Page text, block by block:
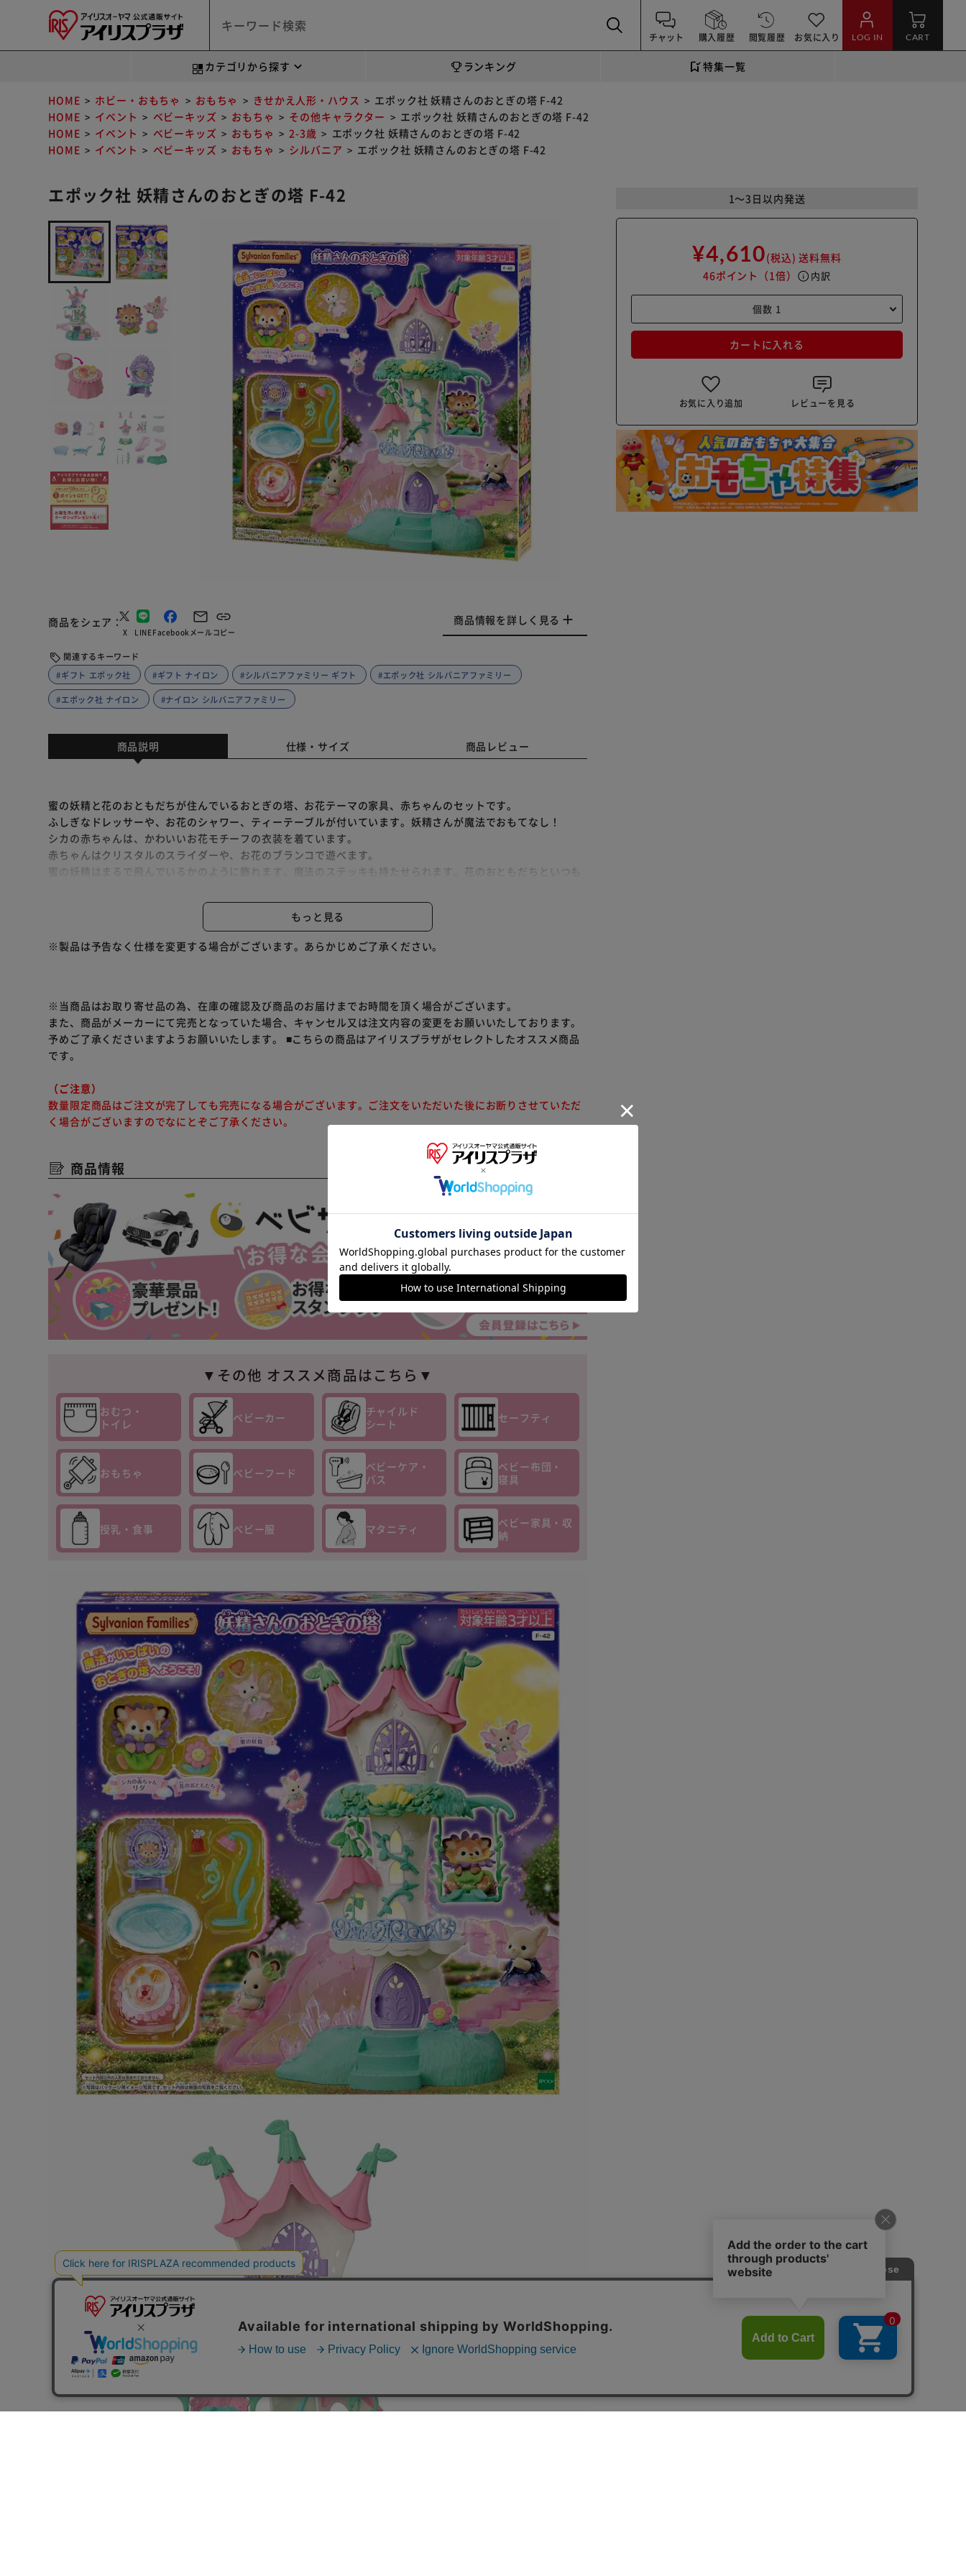
チャット 購入履歴 閲覧履歴 お気に入り LOG IN CART
カテゴリから探す ランキング 特集一覧
HOME ホビー・おもちゃ おもちゃ きせかえ人形・ハウス
エポック社 妖精さんのおとぎの塔 F-42
HOME
イベント ベビーキッズ おもちゃ その他キャラクター
エポック社 妖精さんのおとぎの塔 F-42
HOME
イベント ベビーキッズ おもちゃ 2-3歳
エポック社 妖精さんのおとぎの塔 F-42
HOME
イベント ベビーキッズ おもちゃ シルバニア エポック社 妖精さんのおとぎの塔 F-42
エポック社 妖精さんのおとぎの塔 F-42
商品をシェア
X LINEFacebookメールコピー
商品情報を詳しく見る
関連するキーワード
#ギフト エポック社
#ギフト ナイロン #シルバニアファミリー ギフト #エポック社 シルバニアファミリー
#エポック社 ナイロン #ナイロン シルバニアファミリー
1～3日以内発送
¥4,610(税込) 送料無料
46ポイント （1倍） info 内訳
カートに入れる
お気に入り追加 レビューを見る
商品説明 仕様・サイズ 商品レビュー
蜜の妖精と花のおともだちが住んでいるおとぎの塔、お花テーマの家具、赤ちゃんのセットです。
ふしぎなドレッサーや、お花のシャワー、ティーテーブルが付いています。妖精さんが魔法でおもてなし！
シカの赤ちゃんは、かわいいお花モチーフの衣装を着ています。
赤ちゃんはクリスタルのスライダーや、お花のブランコで遊べます。
蜜の妖精はまるで飛んでいるかのように飾れます。魔法のステッキも持たせられます。花のおともだちといつも
シカの赤ちゃんの名前は リダです。
もっと見る
※製品は予告なく仕様を変更する場合がございます。あらかじめご了承ください。
※当商品はお取り寄せ品の為、在庫の確認及び商品のお届けまでお時間を頂く場合がございます。
また、商品がメーカーにて完売となっていた場合、キャンセル又は注文内容の変更をお願いいたしております。
予めご了承くださいますようお願いいたします。 ■こちらの商品はアイリスプラザがセレクトしたオススメ商品
です。
（ご注意）
数量限定商品はご注文が完了しても完売になる場合がございます。ご注文をいただいた後にお断りさせていただ
く場合がございますのでなにとぞご了承ください。
商品情報
▼その他 オススメ商品はこちら▼
おむつ・
トイレ
ベビーカー
チャイルド
シート
セーフティ
おもちゃ ベビーフード
ベビーケア・
バス
ベビー布団・
寝具
授乳・食事 ベビー服 マタニティ
ベビー家具・収
納
※ご確認ください